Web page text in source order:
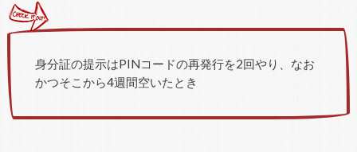
身分証の提示はPINコードの再発行を2回やり、なお
かつそこから4週間空いたとき